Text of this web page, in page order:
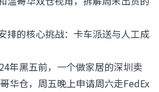
排的核心挑战：卡车派送与人工成
年黑五前，一个做家居的深圳卖
华仓，周五晚上申请周六走FedEx